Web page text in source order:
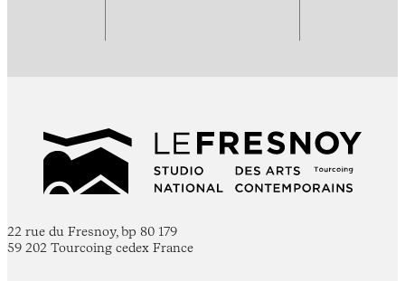
22 rue du Fresnoy, bp 80 179
59 202 Tourcoing cedex France